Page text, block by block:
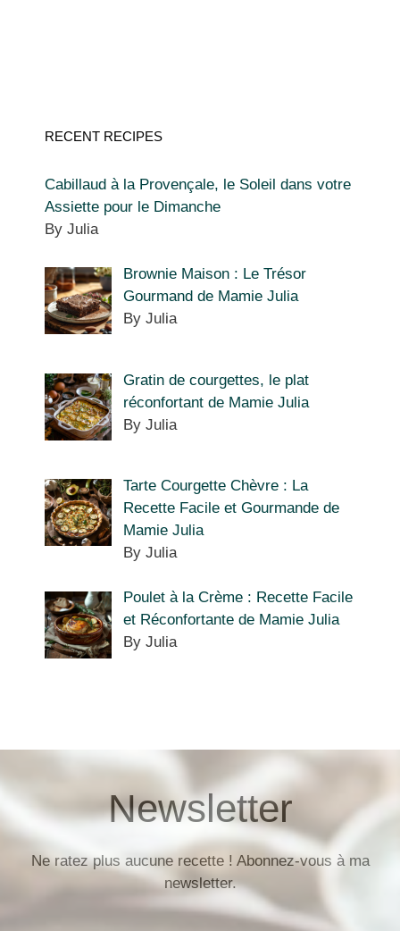
RECENT RECIPES
Cabillaud à la Provençale, le Soleil dans votre
Assiette pour le Dimanche
By Julia
Brownie Maison : Le Trésor
Gourmand de Mamie Julia
By Julia
Gratin de courgettes, le plat
réconfortant de Mamie Julia
By Julia
Tarte Courgette Chèvre : La
Recette Facile et Gourmande de
Mamie Julia
By Julia
Poulet à la Crème : Recette Facile
et Réconfortante de Mamie Julia
By Julia
Newsletter
Ne ratez plus aucune recette ! Abonnez-vous à ma
newsletter.